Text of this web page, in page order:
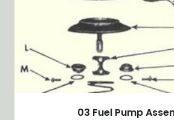
03 Fuel Pump